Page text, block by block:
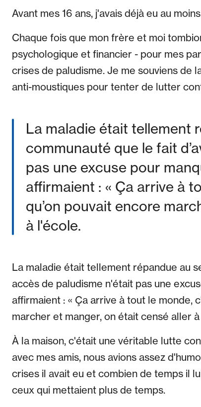
Avant mes 16 ans, j'avais déjà eu au
Chaque fois que mon frère et moi
psychologique et financier - pour mes
crises de paludisme. Je me souviens de
anti-moustiques pour tenter de lutter
La maladie était tellement
communauté que le fait
pas une excuse pour
affirmaient : « Ça arrive à
qu’on pouvait encore
à l'école.
La maladie était tellement répandue au
accès de paludisme n'était pas une
affirmaient : « Ça arrive à tout le monde,
marcher et manger, on était censé aller
À la maison, c'était une véritable lutte
avec mes amis, nous avions assez
crises il avait eu et combien de temps il
ceux qui mettaient plus de temps.